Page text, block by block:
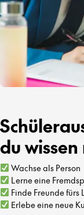
du wissen
Wachse als Person
Lerne eine
Finde Freunde
Erlebe eine neue